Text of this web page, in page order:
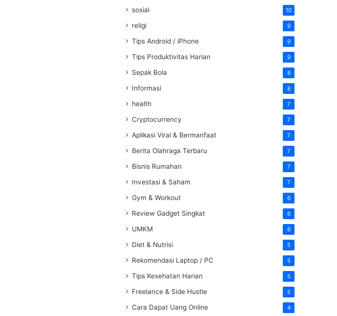
sosial 10
religi 9
Tips Android / iPhone 9
Tips Produktivitas Harian 9
Sepak Bola 8
Informasi 8
health 7
Cryptocurrency 7
Aplikasi Viral & Bermanfaat 7
Berita Olahraga Terbaru 7
Bisnis Rumahan 7
Investasi & Saham 7
Gym & Workout 6
Review Gadget Singkat 6
UMKM 6
Diet & Nutrisi 5
Rekomendasi Laptop / PC 5
Tips Kesehatan Harian 5
Freelance & Side Hustle 5
Cara Dapat Uang Online 4